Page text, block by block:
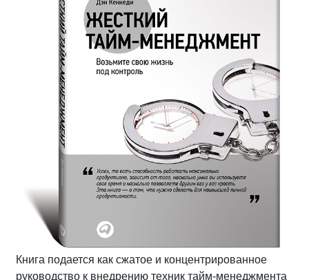
Книга подается как сжатое и концентрированное
руководство к внедрению техник тайм-менеджмента